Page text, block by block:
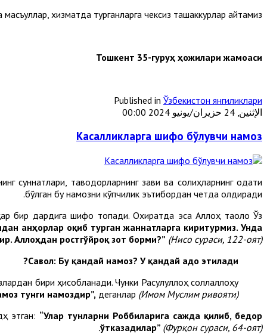
хизматда турганларга чексиз ташаккурлар айтамиз.
Тошкент 35-гуруҳ ҳожилари жамоаси
Published in Ўзбекистон янгиликлари
الإثنين, 24 حزيران/يونيو 2024 00:00
Касалликларга шифо бўлувчи намоз
суннатлари, тақводорларнинг завқи ва солиҳларнинг одати
бўлган бу намозни кўпчилик эътибордан четда қолдиради.
бир дардига шифо топади. Охиратда эса Аллоҳ таоло Ўз
анҳорлар оқиб турган жаннатларга киритурмиз. Унда
Аллоҳдан ростгўйроқ зот борми?” (Нисо сураси, 122-оят).
Савол: Бу қандай намоз? У қандай адо этилади?
бири ҳисобланади. Чунки Расулуллоҳ соллаллоҳу
тунги намоздир”, деганлар (Имом Муслим ривояти)
этган: “Улар тунларни Роббиларига сажда қилиб, бедор
ўтказадилар” (Фурқон сураси, 64-оят).